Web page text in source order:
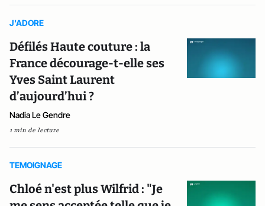
J'ADORE
Défilés Haute couture : la
France décourage-t-elle ses
Yves Saint Laurent
d’aujourd’hui ?
Nadia Le Gendre
1 min de lecture
TEMOIGNAGE
Chloé n'est plus Wilfrid : "Je